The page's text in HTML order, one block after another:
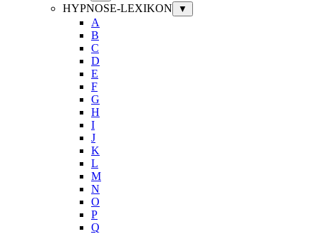
HYPNOSE-LEXIKON ▼
A
B
C
D
E
F
G
H
I
J
K
L
M
N
O
P
Q